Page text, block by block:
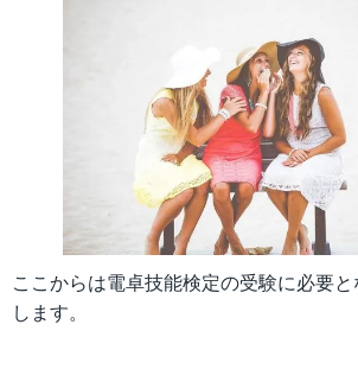
ここからは電卓技能検定の受験に必要と
します。